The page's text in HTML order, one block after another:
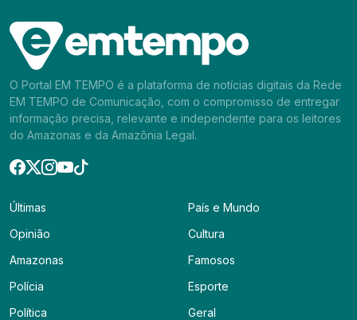
O Portal EM TEMPO é a plataforma de notícias digitais da Rede
EM TEMPO de Comunicação, com o compromisso de entregar
informação precisa, relevante e independente para os leitores
do Amazonas e da Amazônia Legal.
Últimas
Opinião
Amazonas
Polícia
Política
País e Mundo
Cultura
Famosos
Esporte
Geral